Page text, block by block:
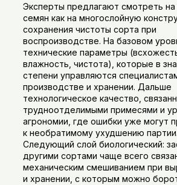
Эксперты предлагают смотреть на
семян как на многослойную
сохранения чистоты сорта при
воспроизводстве. На базовом
технические параметры
влажность, чистота), которые в
степени управляются
производстве и хранении. Дальше
технологическое качество,
трудноотделимыми примесями и
агрономии, где ошибки уже могут
к необратимому ухудшению партии.
Следующий слой биологический:
другими сортами чаще всего
механическим смешиванием при
и хранении, с которым можно